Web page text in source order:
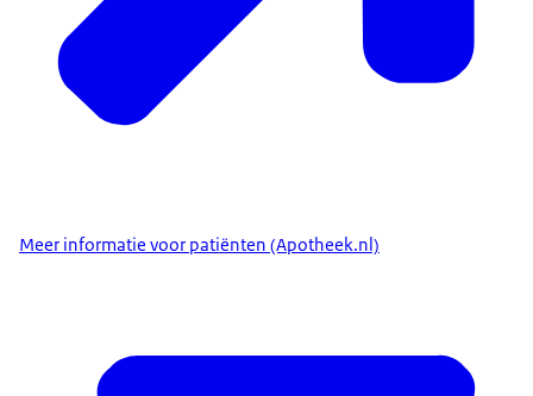
Meer informatie voor patiënten (Apotheek.nl)